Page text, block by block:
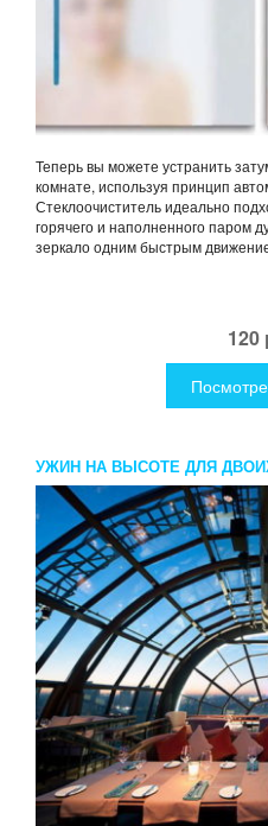
Теперь вы можете устранить
комнате, используя принцип
Стеклоочиститель идеально
горячего и наполненного паром
зеркало одним быстрым
120
УЖИН НА ВЫСОТЕ ДЛЯ